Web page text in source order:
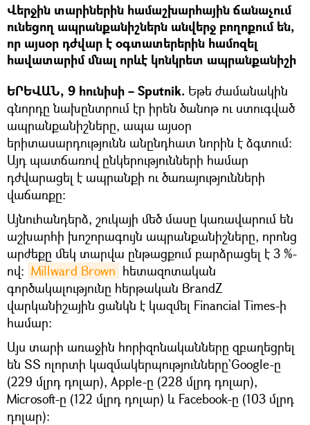
Վերջին տարիներին համաշխարհային ճանաչում
ունեցող ապրանքանիշներն անվերջ բողոքում են,
որ այսօր դժվար է օգտատերերին համոզել
հավատարիմ մնալ որևէ կոնկրետ ապրանքանիշի
ԵՐԵՎԱՆ, 9 հունիսի – Sputnik. Եթե ժամանակին
գնորդը նախընտրում էր իրեն ծանոթ ու ստուգված
ապրանքանիշները, ապա այսօր
երիտասարդությունն անընդհատ նորին է ձգտում:
Այդ պատճառով ընկերությունների համար
դժվարացել է ապրանքի ու ծառայությունների
վաճառքը:
Այնուհանդերձ, շուկայի մեծ մասը կառավարում են
աշխարհի խոշորագույն ապրանքանիշները, որոնց
արժեքը մեկ տարվա ընթացքում բարձրացել է 3 %-
ով: Millward Brown հետազոտական
գործակալությունը հերթական BrandZ
վարկանիշային ցանկն է կազմել Financial Times-ի
համար։
Այս տարի առաջին հորիզոնականները զբաղեցրել
են ՏՏ ոլորտի կազմակերպությունները`Google-ը
(229 մլրդ դոլար), Apple-ը (228 մլրդ դոլար),
Microsoft-ը (122 մլրդ դոլար) և Facebook-ը (103 մլրդ
դոլար):